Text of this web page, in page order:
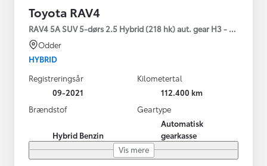
Toyota RAV4
RAV4 5A SUV 5-dørs 2.5 Hybrid (218 hk) aut. gear H3 - Comfort
Odder
HYBRID
Registreringsår
09-2021
Kilometertal
112.400 km
Brændstof
Hybrid Benzin
Geartype
Automatisk
gearkasse
Vis mere